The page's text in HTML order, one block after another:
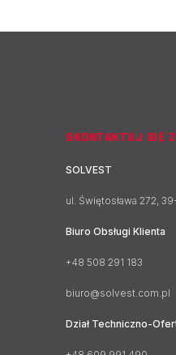
SKONTAKTUJ SIĘ
SOLVEST
ul. Świętosława 272,
Biuro Obsługi Klienta
+48 508 291 183
biuro@solvest.com.pl
Dział Techniczno-